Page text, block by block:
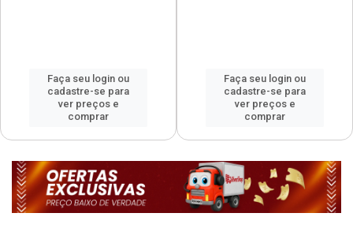
Faça seu login ou
cadastre-se para
ver preços e
comprar
Faça seu login ou
cadastre-se para
ver preços e
comprar